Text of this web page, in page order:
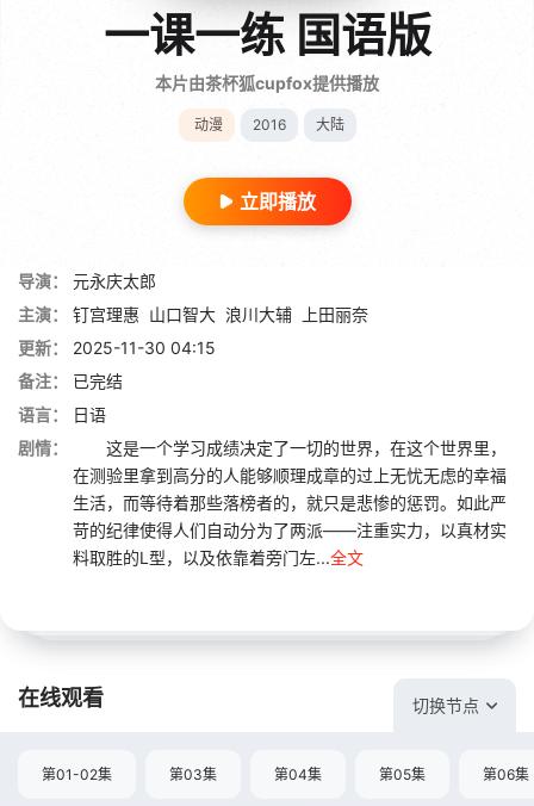
一课一练 国语版
本片由茶杯狐cupfox提供播放
动漫 2016 大陆
立即播放
导演：
元永庆太郎
主演：
钉宫理惠 山口智大 浪川大辅
上田丽奈
更新：
2025-11-30 04:15
备注：
已完结
语言：
日语
剧情：
这是一个学习成绩决定了一切的世界，在这个世界里，
在测验里拿到高分的人能够顺理成章的过上无忧无虑的幸福
生活，而等待着那些落榜者的，就只是悲惨的惩罚。如此严
苛的纪律使得人们自动分为了两派——注重实力，以真材实
料取胜的L型，以及依靠着旁门左...全文
在线观看 切换节点
第01-02集 第03集 第04集 第05集 第06集